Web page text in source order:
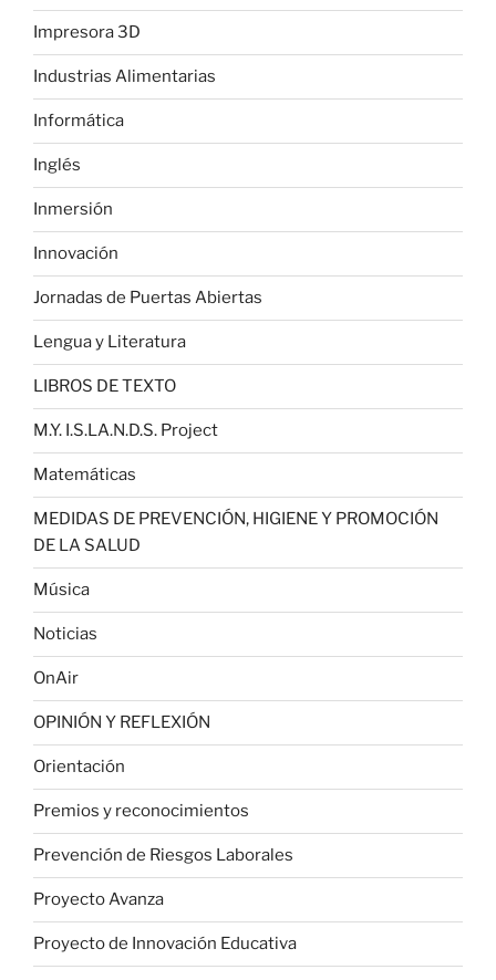
Impresora 3D
Industrias Alimentarias
Informática
Inglés
Inmersión
Innovación
Jornadas de Puertas Abiertas
Lengua y Literatura
LIBROS DE TEXTO
M.Y. I.S.LA.N.D.S. Project
Matemáticas
MEDIDAS DE PREVENCIÓN, HIGIENE Y PROMOCIÓN
DE LA SALUD
Música
Noticias
OnAir
OPINIÓN Y REFLEXIÓN
Orientación
Premios y reconocimientos
Prevención de Riesgos Laborales
Proyecto Avanza
Proyecto de Innovación Educativa